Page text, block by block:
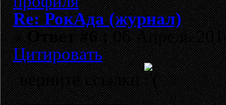
Re: РокАда (журнал)
«Ответ #6 :06 Апрель
Цитировать
верните ссылки
____________